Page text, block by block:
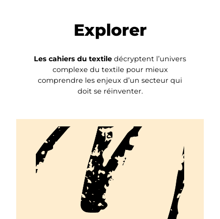
Explorer
Les cahiers du textile décryptent l’univers
complexe du textile pour mieux
comprendre les enjeux d’un secteur qui
doit se réinventer.